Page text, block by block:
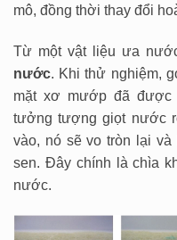
mô, đồng thời thay đổi
Từ một vật liệu ưa
nước. Khi thử nghiệm,
mặt xơ mướp đã
tưởng tượng giọt nước
vào, nó sẽ vo tròn lại
sen. Đây chính là chìa
nước.